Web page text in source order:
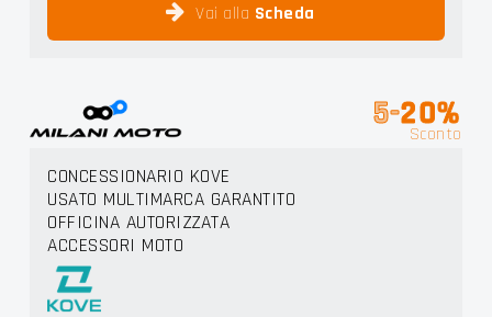
Vai alla Scheda
5-20%
Sconto
CONCESSIONARIO KOVE
USATO MULTIMARCA GARANTITO
OFFICINA AUTORIZZATA
ACCESSORI MOTO